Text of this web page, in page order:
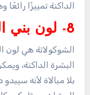
الداكنة تمييزًا
8- لون بني الشوكولاتة
الشوكولاتة هي
البشرة الداكنة،
بلا مبالاة لأنه